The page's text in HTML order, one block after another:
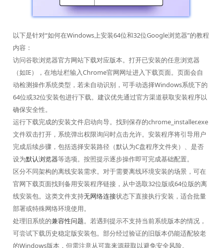
以下是针对“如何在Windows上安装64位和32位Google浏览器”的教程
内容：
访问谷歌浏览器官方网站下载对应版本。打开已安装的任意浏览器
（如IE），在地址栏输入Chrome官网网址进入下载页面。页面会自
动检测操作系统类型，若未自动识别，可手动选择Windows系统下的
64位或32位安装包进行下载。建议优先通过官方渠道获取安装程序以
确保安全性。
运行下载完成的安装文件启动向导。找到保存的chrome_installer.exe
文件双击打开，系统弹出权限询问时点击允许。安装程序将引导用户
完成后续步骤，包括选择安装路径（默认为C盘程序文件夹）、是否
设为默认浏览器等选项。按照提示逐步操作即可完成基础配置。
区分不同架构的离线安装需求。对于需要离线环境安装的场景，可在
官网下载页面找到备用安装程序链接，从中选取32位版或64位版的离
线安装包。这类文件支持无网络连接状态下直接执行安装，适合批量
部署或特殊网络环境使用。
处理旧系统的兼容性问题。若遇到提示不支持当前系统版本的情况，
可尝试下载历史稳定版安装包。部分经过验证的旧版本仍能适配较老
的Windows版本，但需注意从可靠来源获取以避免安全风险。